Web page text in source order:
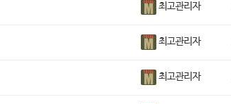
최고관리자
최고관리자
최고관리자